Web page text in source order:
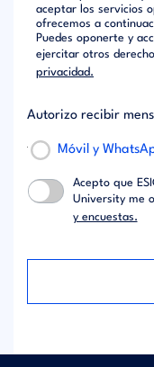
aceptar los servicios
ofrecemos a
Puedes oponerte y
ejercitar otros
privacidad.
Autorizo recibir
Móvil y
Acepto que
University me
y encuestas.